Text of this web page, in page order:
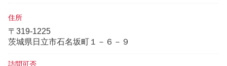
住所
〒319-1225
茨城県日立市石名坂町１－６－９
訪問可否